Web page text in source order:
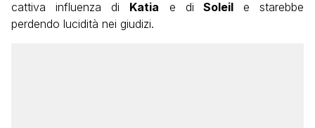
cattiva influenza di Katia e di Soleile starebbe
perdendo lucidità nei giudizi.